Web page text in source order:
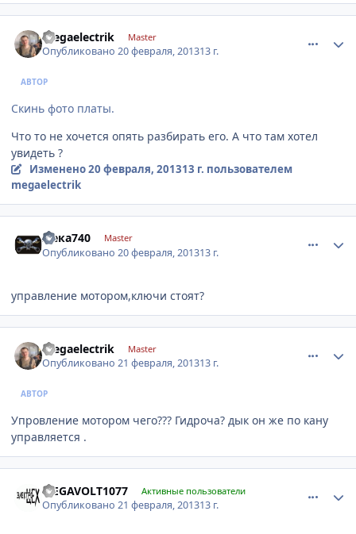
megaelectrik Master
Опубликовано20 февраля, 201313 г.
АВТОР
Скинь фото платы.
Что то не хочется опять разбирать его. А что там хотел
увидеть ?
Изменено20 февраля, 201313 г. пользователем
megaelectrik
жека740 Master
Опубликовано20 февраля, 201313 г.
управление мотором,ключи стоят?
megaelectrik Master
Опубликовано21 февраля, 201313 г.
АВТОР
Упровление мотором чего??? Гидроча? дык он же по кану
управляется .
MEGAVOLT1077 Активные пользователи
Опубликовано21 февраля, 201313 г.